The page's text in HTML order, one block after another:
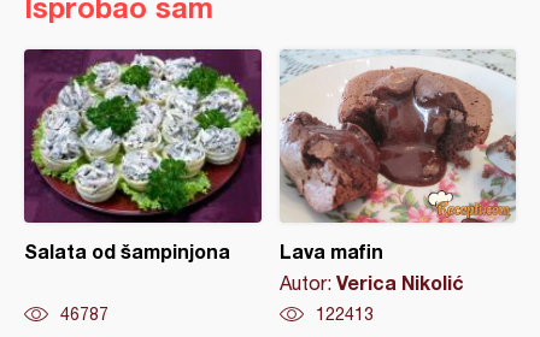
Isprobao sam
Salata od šampinjona
46787
Lava mafin
Autor: Verica Nikolić
122413